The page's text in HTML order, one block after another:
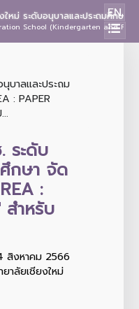
หม่ ระดับอนุบาลและประถมศึกษา
School (Kindergarten and
EN
บาลและประถม
: PAPER
ระดับ
กษา จัด
:
สำหรับ
สิงหาคม 2566
าลัยเชียงใหม่